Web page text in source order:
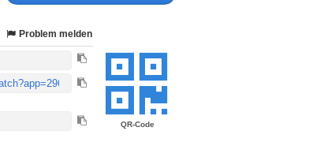
QR-Code
Problem melden